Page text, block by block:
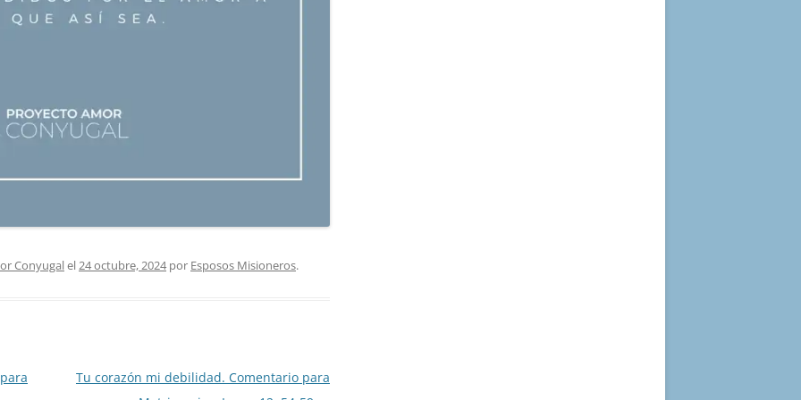
Conyugalel24 octubre, 2024por Esposos Misioneros.
Tu corazón mi debilidad. Comentario para